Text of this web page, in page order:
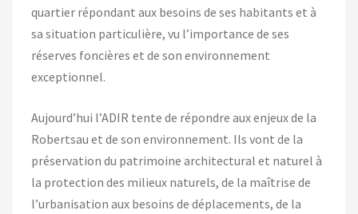
quartier répondant aux besoins de ses habitants et à
sa situation particulière, vu l’importance de ses
réserves foncières et de son environnement
exceptionnel.
Aujourd’hui l’ADIR tente de répondre aux enjeux de la
Robertsau et de son environnement. Ils vont de la
préservation du patrimoine architectural et naturel à
la protection des milieux naturels, de la maîtrise de
l’urbanisation aux besoins de déplacements, de la